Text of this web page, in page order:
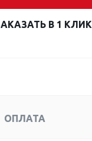
В 1 КЛИК
ОПЛАТА